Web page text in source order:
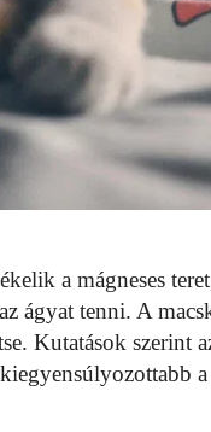
a mágneses
ágyat tenni. A
Kutatások szerint